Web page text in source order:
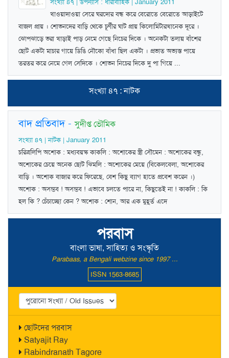
পরবাস
বাংলা ভাষা, সাহিত্য ও সংস্কৃতি
Parabaas, a Bengali webzine since 1997 ...
ISSN 1563-8685
ছোটদের পরবাস
Satyajit Ray
Rabindranath Tagore
সংখ্যা ৪৭ | উপন্যাস : ধারাবাহিক | January 2011
খাওয়াদাওয়া সেরে ঘরদোর বন্ধ করে বেরোতে বেরোতে আড়াইটে
বাজল প্রায় । শোভনদের বাড়ি থেকে চূর্ণীর ঘাট প্রায় কিলোমিটারখানেক দূরে ।
ঝোপঝাড়ে ভরা খাড়াই পাড় নেমে গেছে নিচের দিকে । অনেকটা তলায় বাঁশের
ছোট একটা মাচার গায়ে ডিঙি নৌকো বাঁধা ছিল একটা । প্রভাত অভ্যস্ত পায়ে
তরতর করে নেমে গেল সেদিকে । শোভন নিচের দিকে দু পা গিয়ে ...
সংখ্যা ৪৭ : নাটক
বাদ প্রতিবাদ-সুদীপ্ত ভৌমিক
সংখ্যা ৪৭ | নাটক | January 2011
চরিত্রলিপি অশোক : মধ্যবয়স্ক কাকলি : অশোকের স্ত্রী সৌমেন : অশোকের বন্ধু,
অশোকের চেয়ে অনেক ছোট ঝিমলি : অশোকের মেয়ে (বিকেলবেলা, অশোকের
বাড়ি । অশোক বাজার করে ফিরেছে, বেশ কিছু ব্যাগ হাতে প্রবেশ করেন ।)
অশোক : অসম্ভব ! অসম্ভব ! এভাবে চলতে পারে না, কিছুতেই না ! কাকলি : কি
হল কি ? চেঁচাচ্ছো কেন ? অশোক : শোন, আর এক মুহূর্ত এদে